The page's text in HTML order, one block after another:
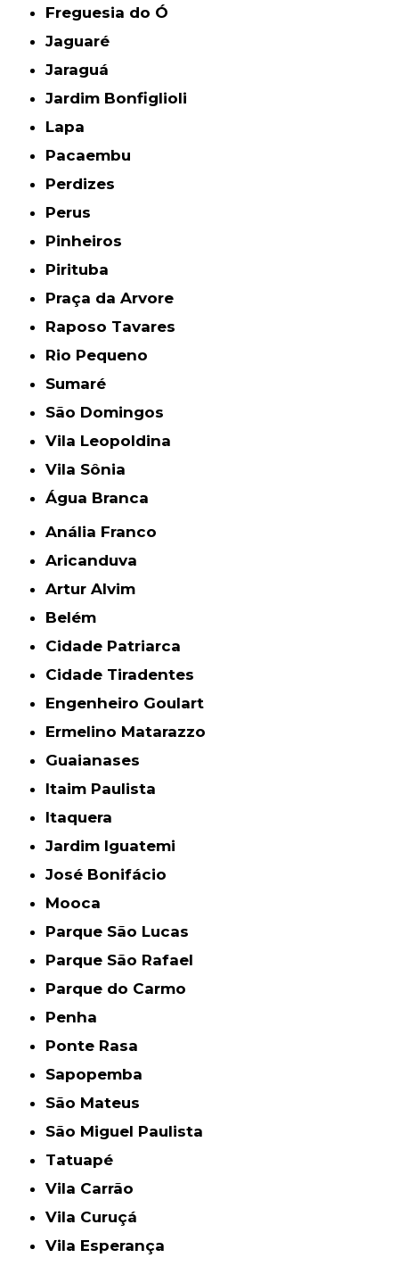
Freguesia do Ó
Jaguaré
Jaraguá
Jardim Bonfiglioli
Lapa
Pacaembu
Perdizes
Perus
Pinheiros
Pirituba
Praça da Arvore
Raposo Tavares
Rio Pequeno
Sumaré
São Domingos
Vila Leopoldina
Vila Sônia
Água Branca
Anália Franco
Aricanduva
Artur Alvim
Belém
Cidade Patriarca
Cidade Tiradentes
Engenheiro Goulart
Ermelino Matarazzo
Guaianases
Itaim Paulista
Itaquera
Jardim Iguatemi
José Bonifácio
Mooca
Parque São Lucas
Parque São Rafael
Parque do Carmo
Penha
Ponte Rasa
Sapopemba
São Mateus
São Miguel Paulista
Tatuapé
Vila Carrão
Vila Curuçá
Vila Esperança